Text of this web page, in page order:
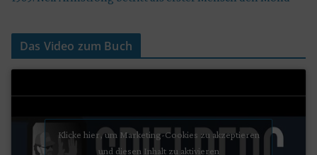
Das Video zum Buch
Klicke hier, um Marketing-Cookies zu akzeptieren
und diesen Inhalt zu aktivieren